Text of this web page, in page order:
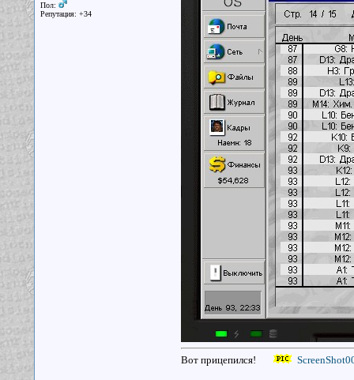
Пол:
Репутация: +34
Вот прицепился!